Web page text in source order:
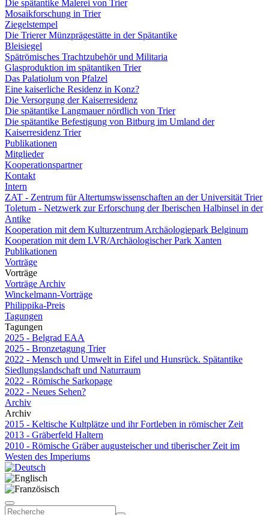
Die spätantike Malerei von Trier
Mosaikforschung in Trier
Ziegelstempel
Die Trierer Münzprägestätte in der Spätantike
Bleisiegel
Spätrömisches Trachtzubehör und Militaria
Glasproduktion im spätantiken Trier
Das Palatiolum von Pfalzel
Eine kaiserliche Residenz in Konz?
Die Versorgung der Kaiserresidenz
Die spätantike Langmauer nördlich von Trier
Die spätantike Befestigung von Bitburg im Umland der
Kaiserresidenz Trier
Publikationen
Mitglieder
Kooperationspartner
Kontakt
Intern
ZAT - Zentrum für Altertumswissenschaften an der Universität Trier
Toletum - Netzwerk zur Erforschung der Iberischen Halbinsel in der
Antike
Kooperation mit dem Kulturzentrum Archäologiepark Belginum
Kooperation mit dem LVR/Archäologischer Park Xanten
Publikationen
Vorträge
Vorträge
Vorträge Archiv
Winckelmann-Vorträge
Philippika-Preis
Tagungen
Tagungen
2025 - Belgrad EAA
2025 - Bronzetagung Trier
2022 - Mensch und Umwelt in Eifel und Hunsrück. Spätantike
Siedlungslandschaft und Naturraum
2022 - Römische Sarkopage
2022 - Neues Sehen?
Archiv
Archiv
2015 - Keltische Kultplätze und ihr Fortleben in römischer Zeit
2013 - Gräberfeld Haltern
2010 - Römische Gräber augusteischer und tiberischer Zeit im
Westen des Imperiums